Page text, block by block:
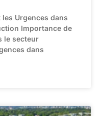
les Urgences dans
Importance de
le secteur
dans